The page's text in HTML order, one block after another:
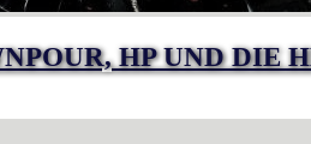
HP UND DIE